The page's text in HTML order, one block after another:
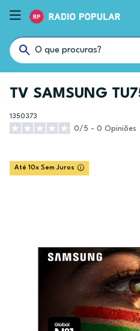
TV SAMSUNG
1350373
0/5 - 0 Opiniões
Até 10x Sem Juros